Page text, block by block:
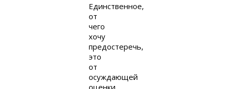
Единственное,
от
чего
хочу
предостеречь,
это
от
осуждающей
оценки